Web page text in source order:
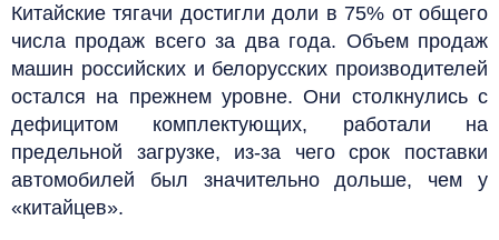
Китайские тягачи достигли доли в 75% от общего
числа продаж всего за два года. Объем продаж
машин российских и белорусских производителей
остался на прежнем уровне. Они столкнулись с
дефицитом комплектующих, работали на
предельной загрузке, из-за чего срок поставки
автомобилей был значительно дольше, чем у
«китайцев».